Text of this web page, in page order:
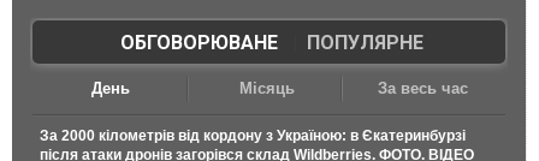
ОБГОВОРЮВАНЕ| ПОПУЛЯРНЕ
День Місяць За весь час
За 2000 кілометрів від кордону з Україною: в Єкатеринбурзі
після атаки дронів загорівся склад Wildberries. ФОТО. ВІДЕО